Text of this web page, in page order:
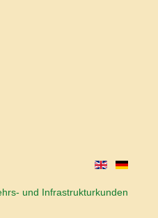
und Infrastrukturkunden